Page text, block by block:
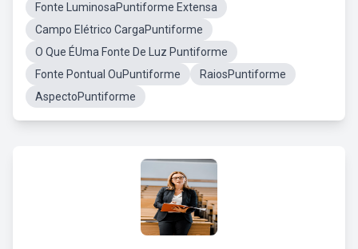
Fonte LuminosaPuntiforme Extensa
Campo Elétrico CargaPuntiforme
O Que ÉUma Fonte De Luz Puntiforme
Fonte Pontual OuPuntiforme
RaiosPuntiforme
AspectoPuntiforme